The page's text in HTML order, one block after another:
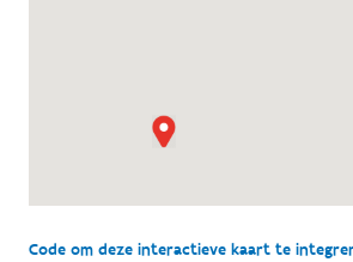
Code om deze interactieve kaart te